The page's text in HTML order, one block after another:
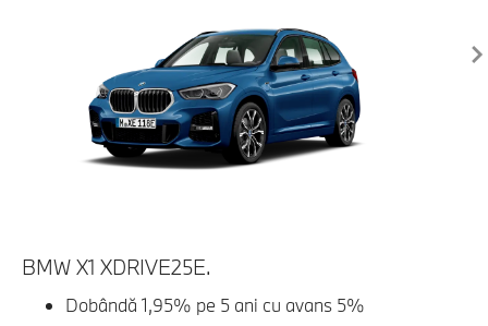
BMW X1 XDRIVE25E.
Dobândă 1,95% pe 5 ani cu avans 5%